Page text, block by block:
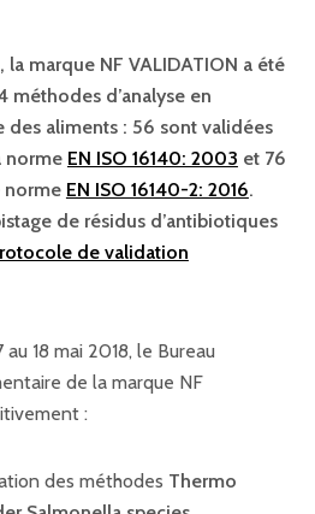
la marque NF VALIDATION a été
méthodes d’analyse en
aliments : 56 sont validées
norme EN ISO 16140: 2003 et 76
norme EN ISO 16140-2: 2016.
de résidus d’antibiotiques
de validation
au 18 mai 2018, le Bureau
de la marque NF
:
des méthodes Thermo